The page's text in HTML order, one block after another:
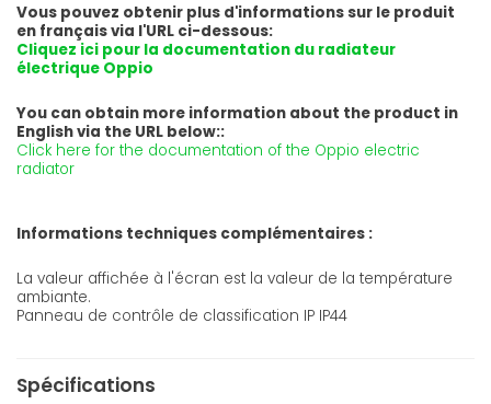
Vous pouvez obtenir plus d'informations sur le produit
en français via l'URL ci-dessous:
Cliquez ici pour la documentation du radiateur
électrique Oppio
You can obtain more information about the product in
English via the URL below::
Click here for the documentation of the Oppio electric
radiator
Informations techniques complémentaires :
La valeur affichée à l'écran est la valeur de la température
ambiante.
Panneau de contrôle de classification IP IP44
Spécifications